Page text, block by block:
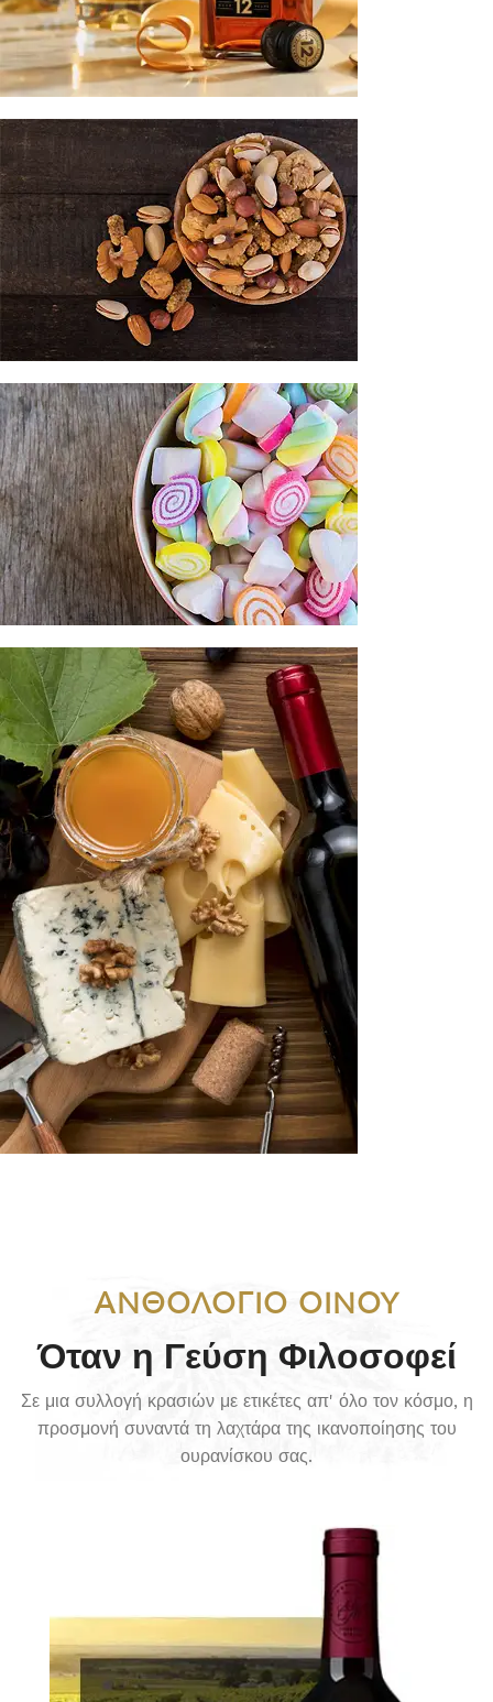
WHISKY
ΞΗΡΟΙ ΚΑΡΠΟΙ
ΕΙΔΗ ΖΑΧΑΡΟΠΛΑΣΤΙΚΗΣ
ΑΝΘΟΛΟΓΙΟ ΟΙΝΟΥ
Όταν η Γεύση Φιλοσοφεί
Σε μια συλλογή κρασιών με ετικέτες απ' όλο τον κόσμο, η
προσμονή συναντά τη λαχτάρα της ικανοποίησης του
ουρανίσκου σας.